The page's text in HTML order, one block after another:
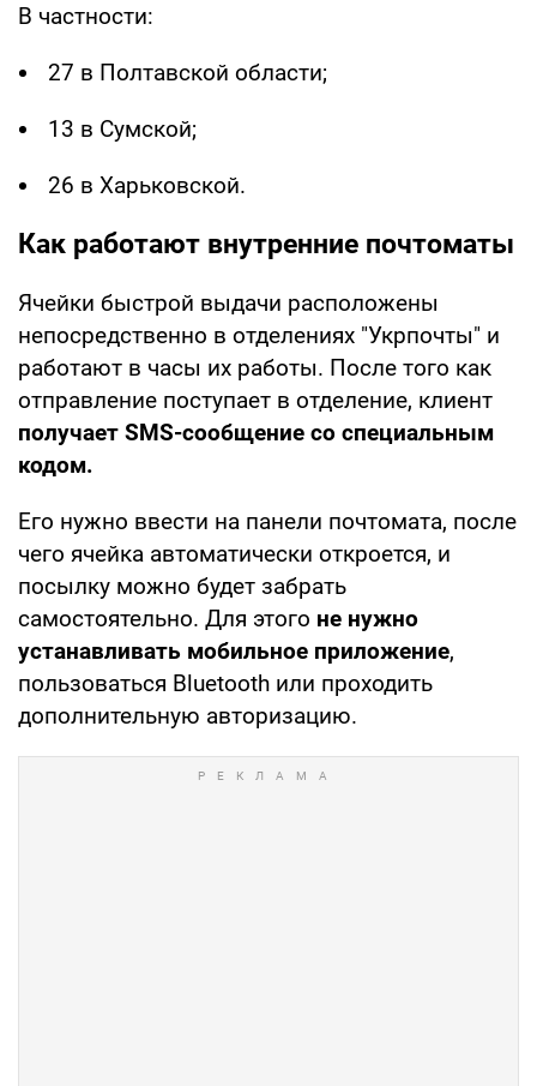
В частности:
27 в Полтавской области;
13 в Сумской;
26 в Харьковской.
Как работают внутренние почтоматы
Ячейки быстрой выдачи расположены
непосредственно в отделениях "Укрпочты" и
работают в часы их работы. После того как
отправление поступает в отделение, клиент
получает SMS-сообщение со специальным
кодом.
Его нужно ввести на панели почтомата, после
чего ячейка автоматически откроется, и
посылку можно будет забрать
самостоятельно. Для этого не нужно
устанавливать мобильное приложение,
пользоваться Bluetooth или проходить
дополнительную авторизацию.